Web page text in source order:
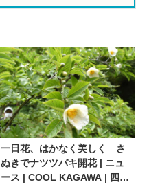
一日花、はかなく美しく さ
ぬきでナツツバキ開花 | ニュ
ース | COOL KAGAWA | 四国